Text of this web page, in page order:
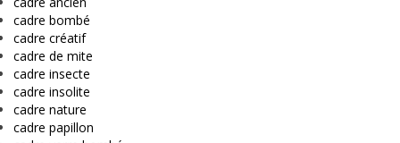
cadre bombé
cadre créatif
cadre de mite
cadre insecte
cadre insolite
cadre nature
cadre papillon